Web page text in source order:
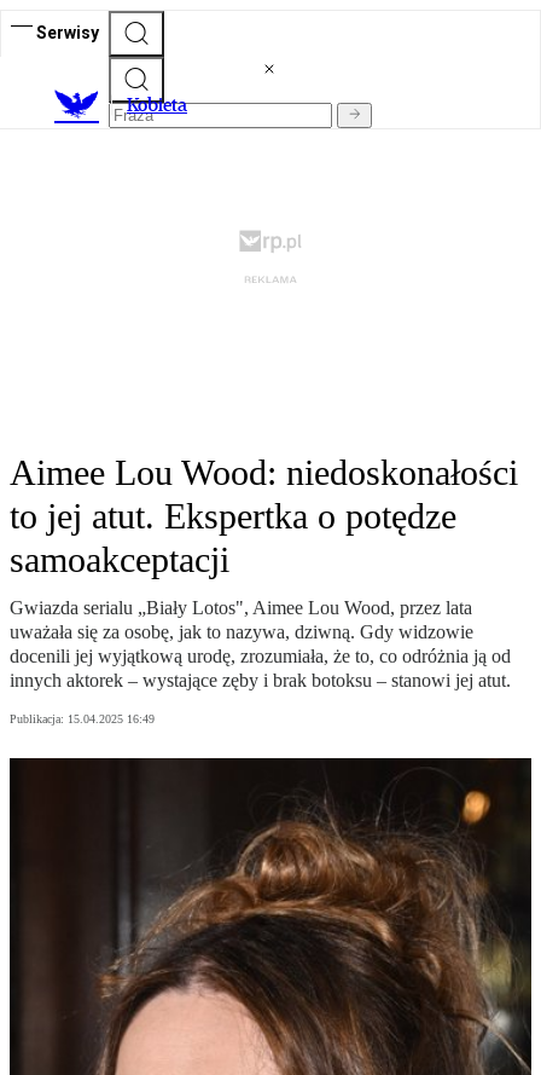
Serwisy
Kobieta
Aimee Lou Wood: niedoskonałości
to jej atut. Ekspertka o potędze
samoakceptacji
Gwiazda serialu „Biały Lotos", Aimee Lou Wood, przez lata
uważała się za osobę, jak to nazywa, dziwną. Gdy widzowie
docenili jej wyjątkową urodę, zrozumiała, że to, co odróżnia ją od
innych aktorek – wystające zęby i brak botoksu – stanowi jej atut.
Publikacja: 15.04.2025 16:49